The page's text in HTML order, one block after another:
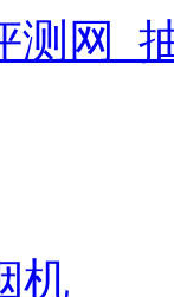
测网_
机